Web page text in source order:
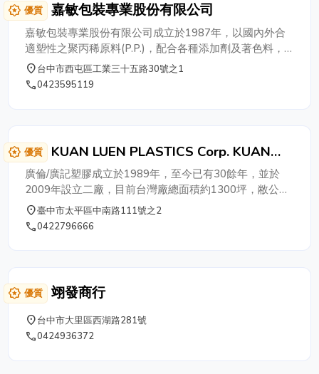
award_star 優質 嘉敏包裝專業股份有限公司
嘉敏包裝專業股份有限公司成立於1987年，以國內外合
適塑性之聚丙稀原料(P.P.)，配合各種添加劑及著色料，
專業加工製造"捆包帶"，為迎合市場上需要，不斷研發適
用於各行各業(例如：紙業、報業、電子業-半導體、IC封
place台中市西屯區工業三十五路30號之1
phone0423595119
award_star 優質
KUAN LUEN PLASTICS Corp. KUAN
CHI PLASTICS ENTERPRISE Corp.
廣倫/廣記塑膠成立於1989年，至今已有30餘年，並於
2009年設立二廠，目前台灣廠總面積約1300坪，敝公司
秉持著『服務顧客、穩固品質、堅持環保材質』的精神，
並每年定期檢驗SGS無毒認證，供應各大產業包裝，讓使
place臺中市太平區中南路111號之2
phone0422796666
award_star 優質 翊發商行
place台中市大里區西湖路281號
phone0424936372